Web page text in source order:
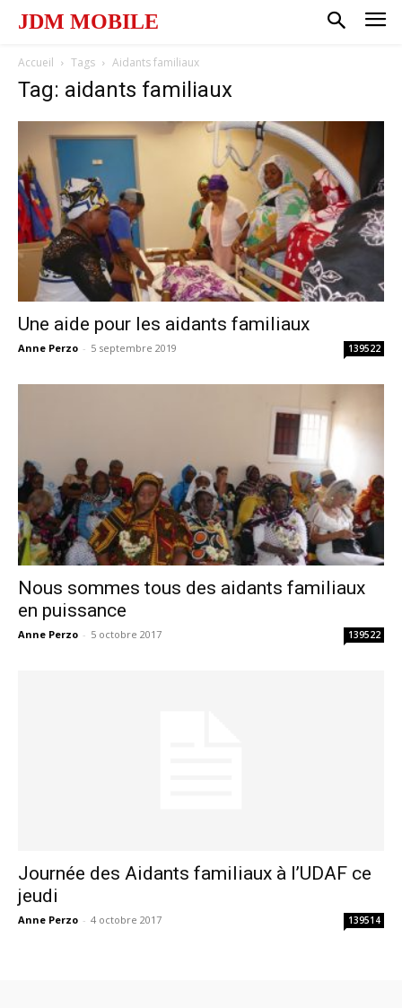
JDM MOBILE
Accueil Tags Aidants familiaux
Tag: aidants familiaux
Une aide pour les aidants familiaux
Anne Perzo - 5 septembre 2019 139522
Nous sommes tous des aidants familiaux
en puissance
Anne Perzo - 5 octobre 2017 139522
Journée des Aidants familiaux à l’UDAF ce
jeudi
Anne Perzo - 4 octobre 2017 139514